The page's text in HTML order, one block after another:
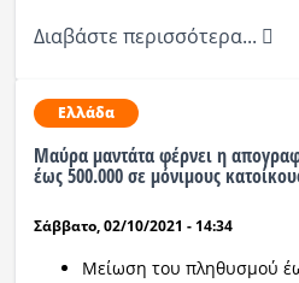
Διαβάστε περισσότερα...
Ελλάδα
Μαύρα μαντάτα φέρνει η
έως 500.000 σε μόνιμους
Σάββατο, 02/10/2021 - 14:34
Μείωση του πληθυσμού